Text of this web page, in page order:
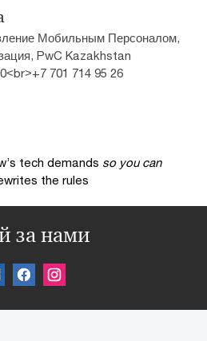
Мобильным Персоналом,
PwC Kazakhstan
701 714 95 26
tech demands so you can
the rules
за нами